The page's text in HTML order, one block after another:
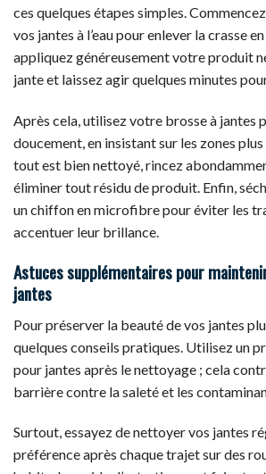
ces quelques étapes simples.
vos jantes à l’eau pour enlever la crasse
appliquez généreusement votre produit
jante et laissez agir quelques minutes
Après cela, utilisez votre brosse à jantes
doucement, en insistant sur les zones
tout est bien nettoyé, rincez
éliminer tout résidu de produit. Enfin,
un chiffon en microfibre pour éviter les
accentuer leur brillance.
Astuces supplémentaires pour
jantes
Pour préserver la beauté de vos jantes
quelques conseils pratiques. Utilisez un
pour jantes après le nettoyage ; cela
barrière contre la saleté et les
Surtout, essayez de nettoyer vos jantes
préférence après chaque trajet sur des